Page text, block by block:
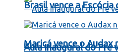
Aula Inaugural do Pré
Brasil vence a
Maricá vence o Audax